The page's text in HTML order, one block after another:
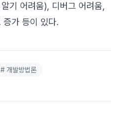
기 어려움), 디버그 어려움,
가 등이 있다.
#개발방법론